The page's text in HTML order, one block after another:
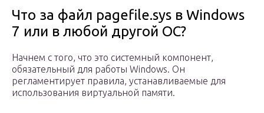
Что за файл pagefile.sys в Windows
7 или в любой другой ОС?
Начнем с того, что это системный компонент,
обязательный для работы Windows. Он
регламентирует правила, устанавливаемые для
использования виртуальной памяти.